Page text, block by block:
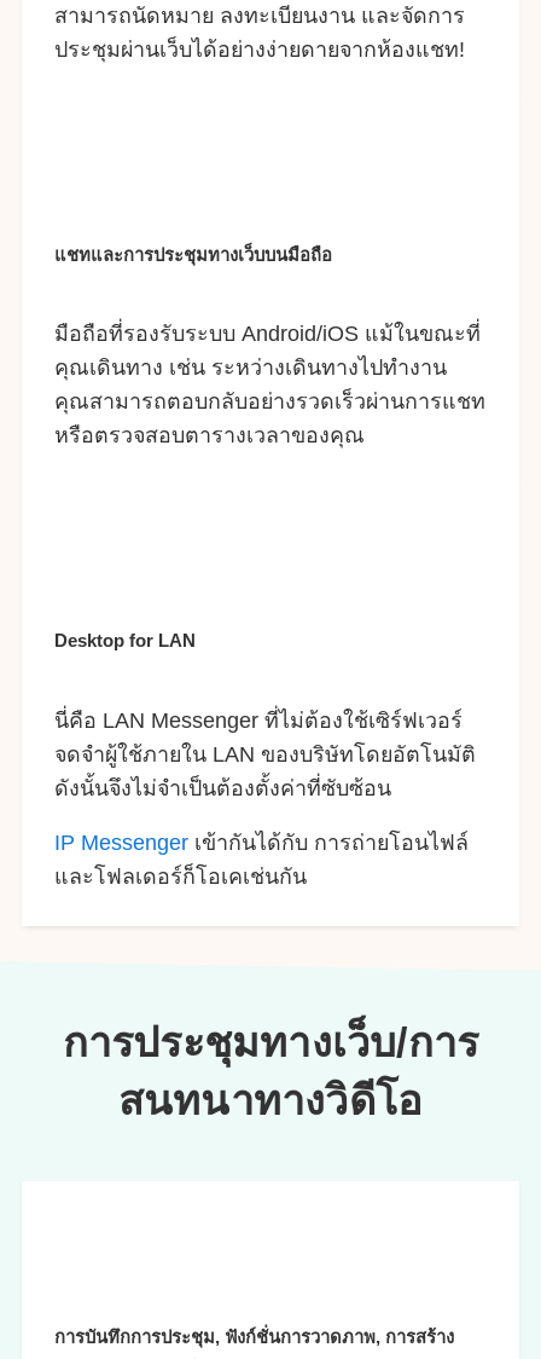
สามารถนัดหมาย ลงทะเบียนงาน และจัดการ
ประชุมผ่านเว็บได้อย่างง่ายดายจากห้องแชท!
แชทและการประชุมทางเว็บบนมือถือ
มือถือที่รองรับระบบ Android/iOS แม้ในขณะที่
คุณเดินทาง เช่น ระหว่างเดินทางไปทำงาน
คุณสามารถตอบกลับอย่างรวดเร็วผ่านการแชท
หรือตรวจสอบตารางเวลาของคุณ
Desktop for LAN
นี่คือ LAN Messenger ที่ไม่ต้องใช้เซิร์ฟเวอร์
จดจำผู้ใช้ภายใน LAN ของบริษัทโดยอัตโนมัติ
ดังนั้นจึงไม่จำเป็นต้องตั้งค่าที่ซับซ้อน
IP Messengerเข้ากันได้กับ การถ่ายโอนไฟล์
และโฟลเดอร์ก็โอเคเช่นกัน
การประชุมทางเว็บ/การ
สนทนาทางวิดีโอ
การบันทึกการประชุม, ฟังก์ชั่นการวาดภาพ, การสร้าง